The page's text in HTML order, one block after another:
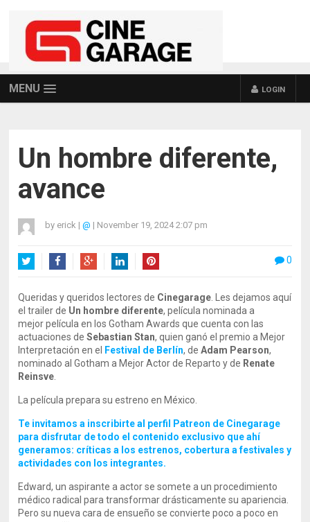
MENU LOGIN
Un hombre diferente,
avance
by erick | @ | November 19, 2024 2:07 pm
0
Queridas y queridos lectores de Cinegarage . Les dejamos aquí
el trailer de Un hombre diferente, película nominada a
mejor película en los Gotham Awards que cuenta con las
actuaciones deSebastian Stan, quien ganó el premio a Mejor
Interpretación en el
Festival de Berlín, deAdam Pearson,
nominado al Gotham a Mejor Actor de Reparto y de Renate
Reinsve
La película prepara su estreno en México.
Te invitamos a inscribirte al perfil Patreon de Cinegarage
para disfrutar de todo el contenido exclusivo que ahí
generamos: críticas a los estrenos, cobertura a festivales y
actividades con los integrantes.
Edward, un aspirante a actor se somete a un procedimiento
médico radical para transformar drásticamente su apariencia.
Pero su nueva cara de ensueño se convierte poco a poco en